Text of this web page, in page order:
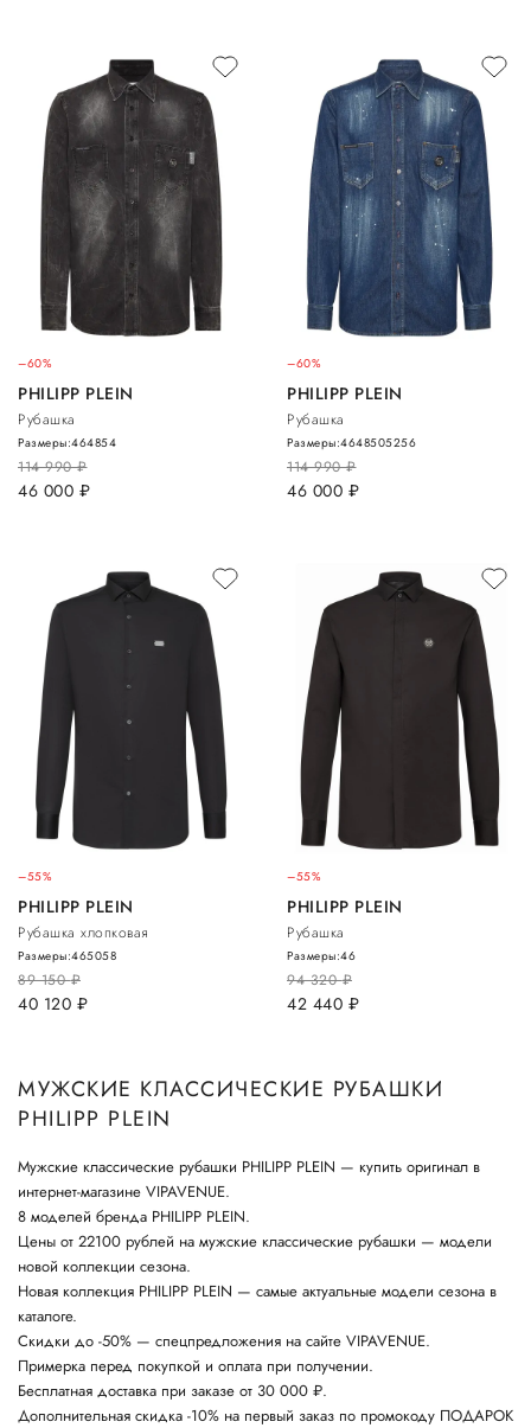
–60%
PHILIPP PLEIN
Рубашка
114 990руб.
46 000 руб.
Размеры:464854
–60%
PHILIPP PLEIN
Рубашка
114 990руб.
46 000 руб.
Размеры:4648505256
–55%
PHILIPP PLEIN
Рубашка хлопковая
89 150руб.
40 120 руб.
Размеры:465058
–55%
PHILIPP PLEIN
Рубашка
94 320руб.
42 440 руб.
Размеры:46
МУЖСКИЕ КЛАССИЧЕСКИЕ РУБАШКИ
PHILIPP PLEIN
Мужские классические рубашки PHILIPP PLEIN — купить оригинал в
интернет-магазине VIPAVENUE.
8 моделей бренда PHILIPP PLEIN.
Цены от 22100 рублей на мужские классические рубашки — модели
новой коллекции сезона.
Новая коллекция PHILIPP PLEIN — самые актуальные модели сезона в
каталоге.
Скидки до -50% — спецпредложения на сайте VIPAVENUE.
Примерка перед покупкой и оплата при получении.
Бесплатная доставка при заказе от 30 000 ₽.
Дополнительная скидка -10% на первый заказ по промокоду ПОДАРОК